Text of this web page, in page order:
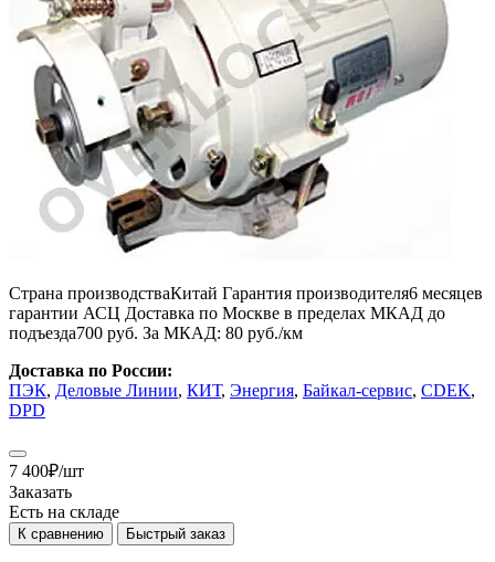
Страна производстваКитай Гарантия производителя6 месяцев
гарантии АСЦ Доставка по Москве в пределах МКАД до
подъезда700 руб. За МКАД: 80 руб./км
Доставка по России:
ПЭК, Деловые Линии, КИТ, Энергия, Байкал-сервис, CDEK,
DPD
7 400₽/шт
Заказать
Есть на складе
К сравнению Быстрый заказ